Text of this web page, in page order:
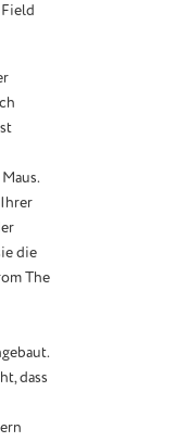
die
The
dass